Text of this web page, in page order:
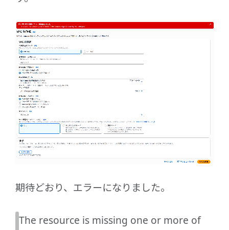
期待どおり、エラーになりました。
The resource is missing one or more of